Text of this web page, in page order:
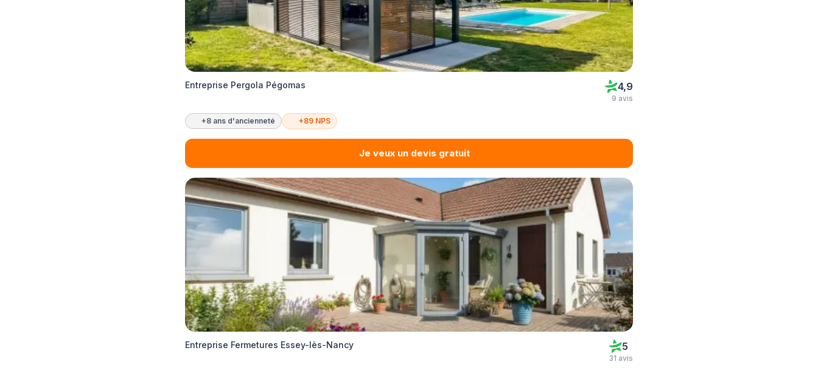
Entreprise Pergola Pégomas 4,9
9 avis
+8 ans d'ancienneté +89 NPS
Je veux un devis gratuit
Entreprise Fermetures Essey-lès-Nancy 5
31 avis